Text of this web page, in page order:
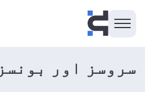
سروسز اور بونسز